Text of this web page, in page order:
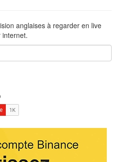
anglaises à regarder en live
internet.